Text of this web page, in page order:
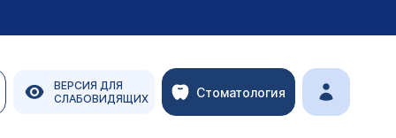
ВЕРСИЯ ДЛЯ
СЛАБОВИДЯЩИХ
Стоматология